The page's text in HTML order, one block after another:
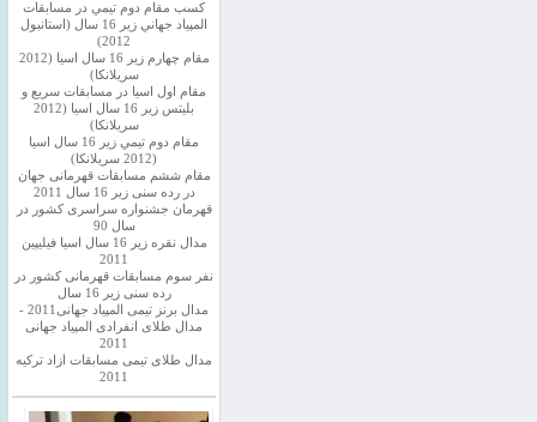
كسب مقام دوم تيمي در مسابقات
المپياد جهاني زير 16 سال (استانبول
2012)
مقام چهارم زير 16 سال اسيا (2012
سريلانكا)
مقام اول اسيا در مسابقات سريع و
بليتس زير 16 سال اسيا (2012
سريلانكا)
مقام دوم تيمي زير 16 سال اسيا
(2012 سريلانكا)
مقام ششم مسابقات قهرمانی جهان
در رده سنی زیر 16 سال 2011
قهرمان جشنواره سراسری کشور در
سال 90
مدال نقره زیر 16 سال اسیا فیلیپین
2011
نفر سوم مسابقات قهرمانی کشور در
رده سنی زیر 16 سال
مدال برنز تیمی المپیاد جهانی2011 -
مدال طلای انفرادی المپیاد جهانی
2011
مدال طلای تیمی مسابقات ازاد ترکیه
2011